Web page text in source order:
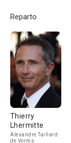
Reparto
Thierry
Lhermitte
Alexandre Taillard
de Vorms